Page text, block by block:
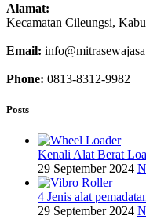
Alamat:
Kecamatan Cileungsi,
Email:
Phone: 0813-8312-9982
Posts
Kenali Alat Berat
29 September 2024
4 Jenis alat
29 September 2024